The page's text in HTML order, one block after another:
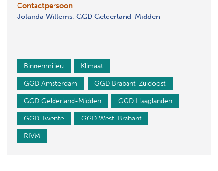
Contactpersoon
Jolanda Willems, GGD Gelderland-Midden
Binnenmilieu Klimaat
GGD Amsterdam GGD Brabant-Zuidoost
GGD Gelderland-Midden GGD Haaglanden
GGD Twente GGD West-Brabant
RIVM